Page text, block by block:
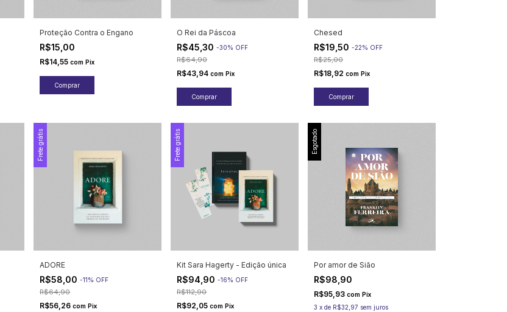
Proteção Contra o Engano
R$15,00
R$14,55 com Pix
O Rei da Páscoa
R$45,30 -30% OFF
R$64,90
R$43,94 com Pix
Chesed
R$19,50 -22% OFF
R$25,00
R$18,92 com Pix
Frete grátis
ADORE
R$58,00 -11% OFF
R$64,90
R$56,26 com Pix
Frete grátis
Kit Sara Hagerty - Edição única
R$94,90 -16% OFF
R$112,90
R$92,05 com Pix
Esgotado
Por amor de Sião
R$98,90
R$95,93 com Pix
3 x de R$32,97 sem juros